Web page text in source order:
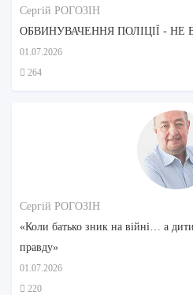
Сергій РОГОЗІН
ОБВИНУВАЧЕННЯ ПОЛІЦІЇ - НЕ
01.07.2026
264
Сергій РОГОЗІН
«Коли батько зник на війні… а
правду»
01.07.2026
220